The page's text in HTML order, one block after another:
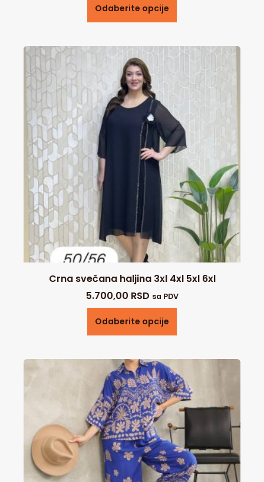
Odaberite opcije
Crna svečana haljina 3xl 4xl 5xl 6xl
5.700,00 RSD sa PDV
Odaberite opcije